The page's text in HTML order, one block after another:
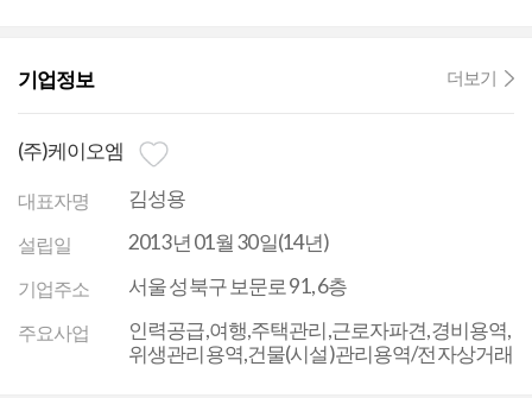
기업정보 더보기
(주)케이오엠
대표자명 김성용
설립일 2013년 01월 30일(14년)
기업주소 서울 성북구 보문로 91, 6층
주요사업
인력공급,여행,주택관리,근로자파견,경비용역,
위생관리용역,건물(시설)관리용역/전자상거래